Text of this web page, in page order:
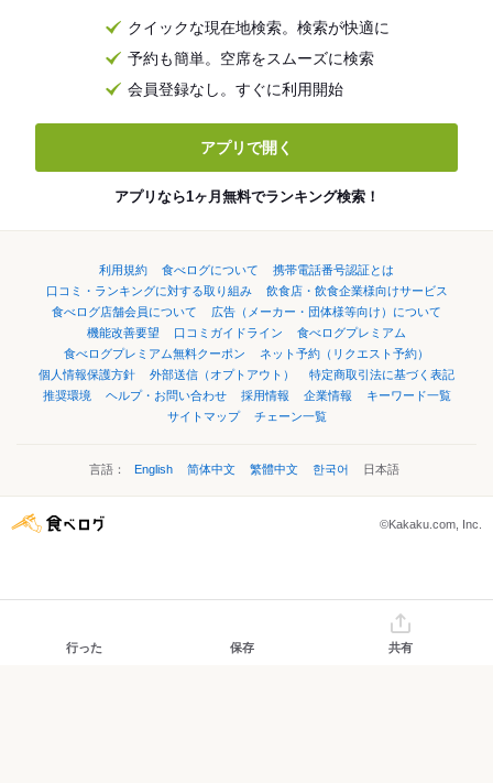
クイックな現在地検索。検索が快適に
予約も簡単。空席をスムーズに検索
会員登録なし。すぐに利用開始
アプリで開く
アプリなら1ヶ月無料でランキング検索！
利用規約 食べログについて
携帯電話番号認証とは
口コミ・ランキングに対する取り組み
飲食店・飲食企業様向けサービス
食べログ店舗会員について
広告（メーカー・団体様等向け）について
機能改善要望
口コミガイドライン
食べログプレミアム
食べログプレミアム無料クーポン
ネット予約（リクエスト予約）
個人情報保護方針
外部送信（オプトアウト）
特定商取引法に基づく表記
推奨環境
ヘルプ・お問い合わせ 採用情報 企業情報
キーワード一覧
サイトマップ
チェーン一覧
言語： English 简体中文 繁體中文 한국어 日本語
©Kakaku.com, Inc.
行った 保存 共有